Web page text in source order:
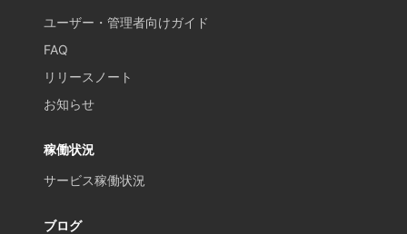
ユーザー・管理者向けガイド
FAQ
リリースノート
お知らせ
稼働状況
サービス稼働状況
ブログ